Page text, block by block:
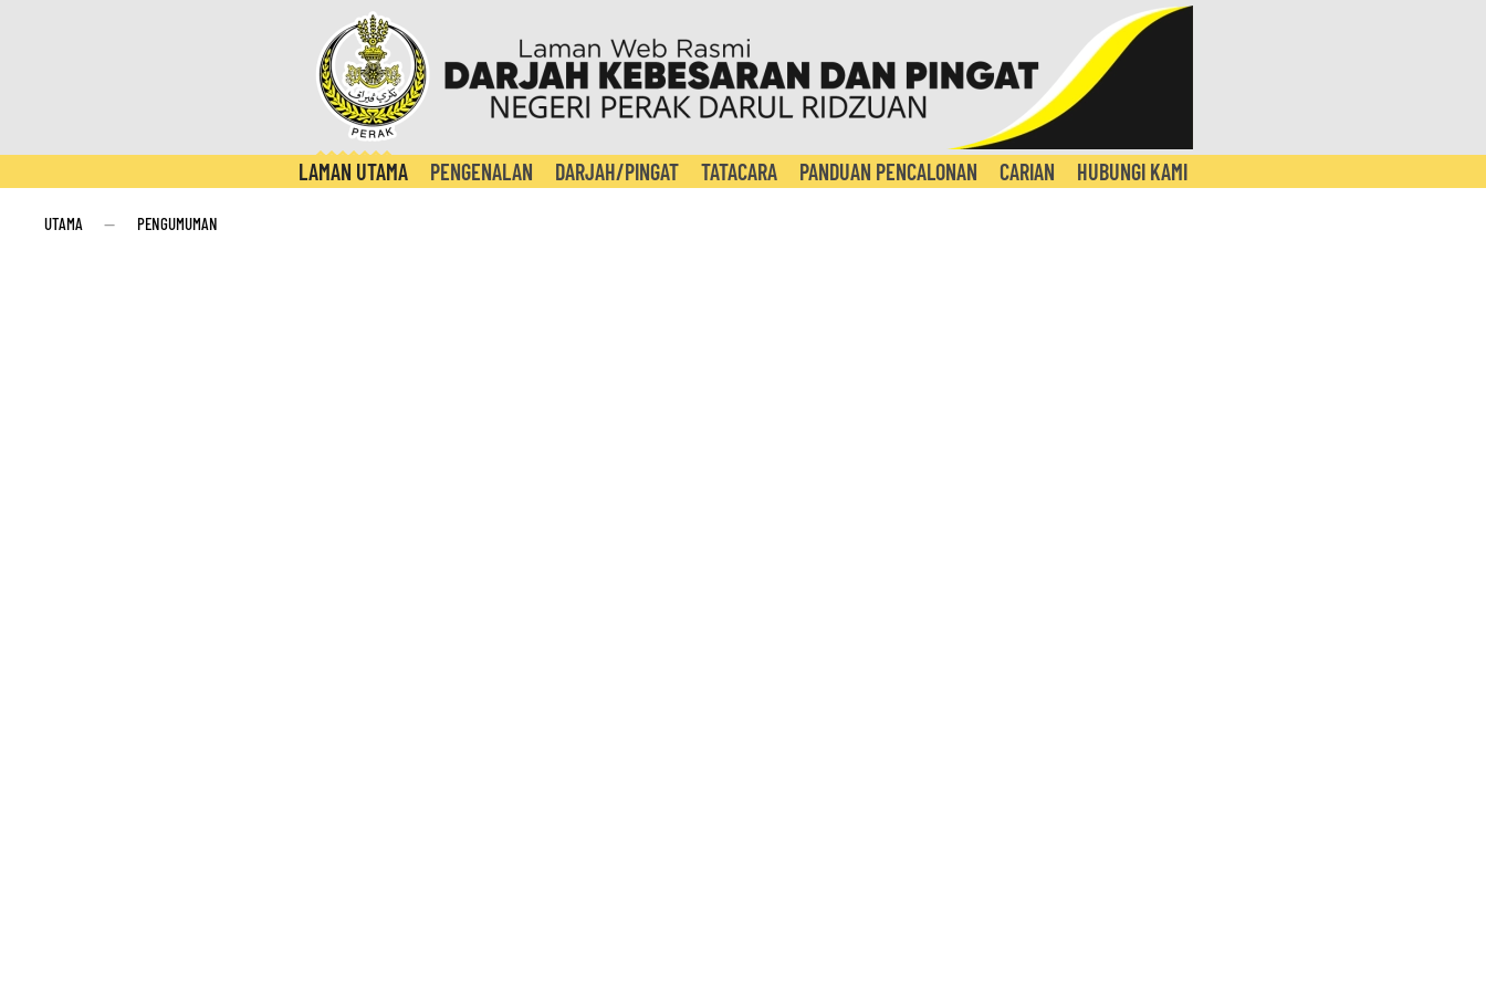
LAMAN UTAMA PENGENALAN DARJAH/PINGAT TATACARA PANDUAN PENCALONAN CARIAN HUBUNGI KAMI
UTAMA PENGUMUMAN